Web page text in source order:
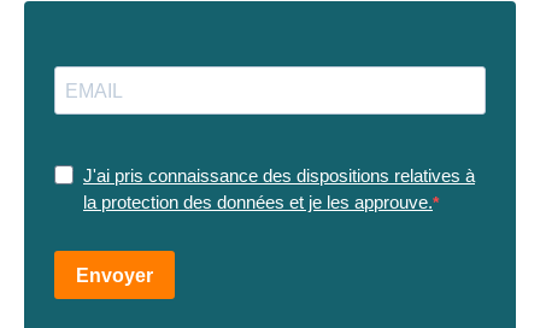
J'ai pris connaissance des dispositions relatives à
la protection des données et je les approuve.
Envoyer